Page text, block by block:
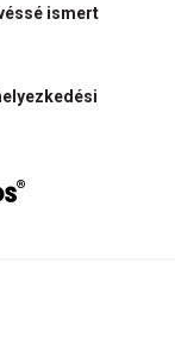
ismert